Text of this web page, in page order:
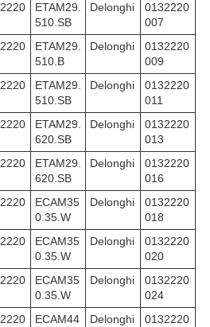
ETAM29.
510.SB
Delonghi
0132220
007
ETAM29.
510.B
Delonghi
0132220
009
ETAM29.
510.SB
Delonghi
0132220
011
ETAM29.
620.SB
Delonghi
0132220
013
ETAM29.
620.SB
Delonghi
0132220
016
ECAM35
0.35.W
Delonghi
0132220
018
ECAM35
0.35.W
Delonghi
0132220
020
ECAM35
0.35.W
Delonghi
0132220
024
ECAM44
Delonghi
0132220